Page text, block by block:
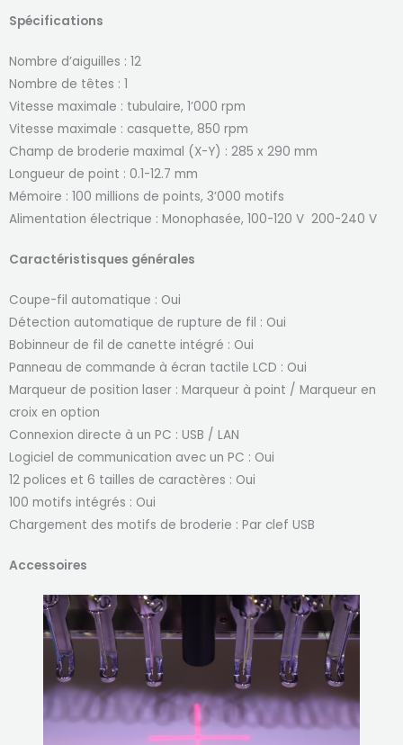
Spécifications
Nombre d’aiguilles : 12
Nombre de têtes : 1
Vitesse maximale : tubulaire, 1’000 rpm
Vitesse maximale : casquette, 850 rpm
Champ de broderie maximal (X-Y) : 285 x 290 mm
Longueur de point : 0.1-12.7 mm
Mémoire : 100 millions de points, 3’000 motifs
Alimentation électrique : Monophasée, 100-120 V 200-240 V
Caractéristisques générales
Coupe-fil automatique : Oui
Détection automatique de rupture de fil : Oui
Bobinneur de fil de canette intégré : Oui
Panneau de commande à écran tactile LCD : Oui
Marqueur de position laser : Marqueur à point / Marqueur en
croix en option
Connexion directe à un PC : USB / LAN
Logiciel de communication avec un PC : Oui
12 polices et 6 tailles de caractères : Oui
100 motifs intégrés : Oui
Chargement des motifs de broderie : Par clef USB
Accessoires